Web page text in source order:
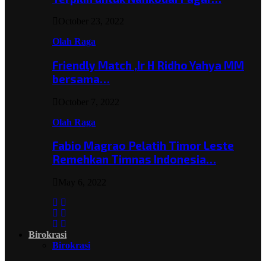
Olah Raga
Friendly Match ,Ir H Ridho Yahya MM
bersama…
Olah Raga
Fabio Magrao Pelatih Timor Leste
Remehkan Timnas Indonesia…
Birokrasi
Birokrasi